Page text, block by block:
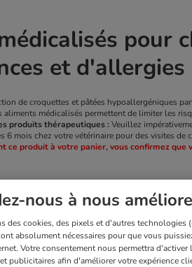
pour
et d'allergies
de croquettes et pâtées hypoallergéniques
médicalisés permettent de limiter les
produits thérapeutiques :Veuillez
6 mois chez votre vétérinaire pour des visites
ce produit à votre panier, vous confirmez
nous à nous
des cookies, des pixels et d'autres technologies
absolument nécessaires pour que vous
Votre consentement nous permettra d'activer
publicitaires afin d'améliorer votre expérience